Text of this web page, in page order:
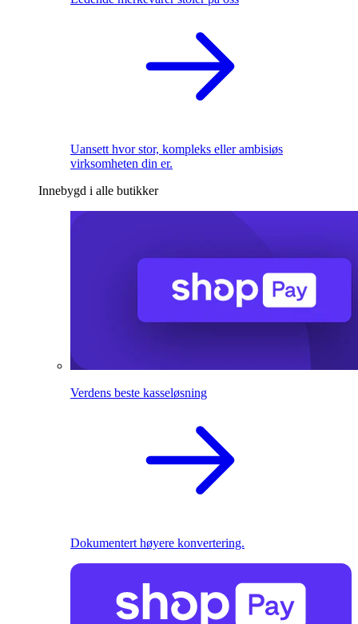
Uansett hvor stor, kompleks eller ambisiøs
virksomheten din er.
Innebygd i alle butikker
Verdens beste kasseløsning
Dokumentert høyere konvertering.